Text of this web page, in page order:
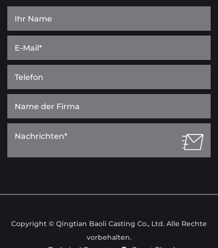
Copyright © Qingtian Baoli Casting Co., Ltd. Alle Rechte
vorbehalten.